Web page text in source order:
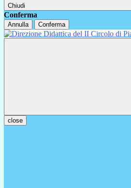
Chiudi
Conferma
Annulla Conferma
close